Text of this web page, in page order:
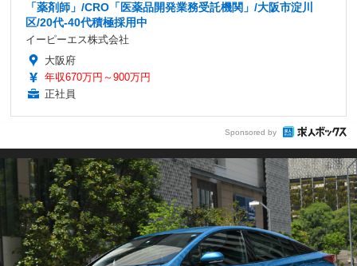
「薬剤師」/CRO「医薬品開発業務受託機関」/大阪市淀川
区/20代-40代積極採用中
イーピーエス株式会社
大阪府
年収670万円～900万円
正社員
Sponsored by